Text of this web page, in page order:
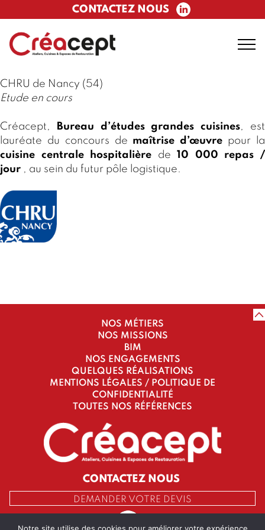
CONTACTEZ NOUS
CHRU de Nancy (54)
Etude en cours
Créacept, Bureau d’études grandes cuisines, est
lauréate du concours de maîtrise d’œuvre pour la
cuisine centrale hospitalière de10 000 repas /
jour , au sein du futur pôle logistique.
NOS MÉTIERS
NOS MISSIONS
BIM
NOS ENGAGEMENTS
QUELQUES RÉALISATIONS
MENTIONS LÉGALES / POLITIQUE DE
CONFIDENTIALITÉ
TOUTES NOS RÉFÉRENCES
CONTACTEZ NOUS
DEMANDER VOTRE DEVIS